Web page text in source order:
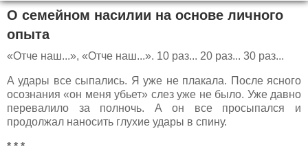
О семейном насилии на основе личного
опыта
«Отче наш...», «Отче наш...». 10 раз... 20 раз... 30 раз...
А удары все сыпались. Я уже не плакала. После ясного
осознания «он меня убьет» слез уже не было. Уже давно
перевалило за полночь. А он все просыпался и
продолжал наносить глухие удары в спину.
* * *